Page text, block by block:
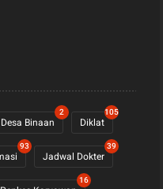
Desa Binaan
2
Diklat
105
93
Jadwal Dokter
39
16